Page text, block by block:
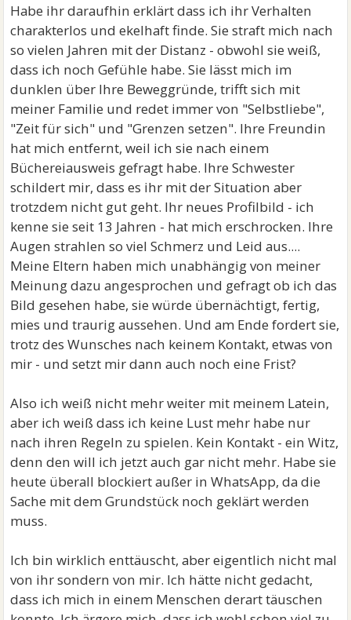
Habe ihr daraufhin erklärt dass ich ihr Verhalten
charakterlos und ekelhaft finde. Sie straft mich nach
so vielen Jahren mit der Distanz - obwohl sie weiß,
dass ich noch Gefühle habe. Sie lässt mich im
dunklen über Ihre Beweggründe, trifft sich mit
meiner Familie und redet immer von "Selbstliebe",
"Zeit für sich" und "Grenzen setzen". Ihre Freundin
hat mich entfernt, weil ich sie nach einem
Büchereiausweis gefragt habe. Ihre Schwester
schildert mir, dass es ihr mit der Situation aber
trotzdem nicht gut geht. Ihr neues Profilbild - ich
kenne sie seit 13 Jahren - hat mich erschrocken. Ihre
Augen strahlen so viel Schmerz und Leid aus....
Meine Eltern haben mich unabhängig von meiner
Meinung dazu angesprochen und gefragt ob ich das
Bild gesehen habe, sie würde übernächtigt, fertig,
mies und traurig aussehen. Und am Ende fordert sie,
trotz des Wunsches nach keinem Kontakt, etwas von
mir - und setzt mir dann auch noch eine Frist?
Also ich weiß nicht mehr weiter mit meinem Latein,
aber ich weiß dass ich keine Lust mehr habe nur
nach ihren Regeln zu spielen. Kein Kontakt - ein Witz,
denn den will ich jetzt auch gar nicht mehr. Habe sie
heute überall blockiert außer in WhatsApp, da die
Sache mit dem Grundstück noch geklärt werden
muss.
Ich bin wirklich enttäuscht, aber eigentlich nicht mal
von ihr sondern von mir. Ich hätte nicht gedacht,
dass ich mich in einem Menschen derart täuschen